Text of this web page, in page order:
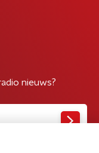
nieuws?